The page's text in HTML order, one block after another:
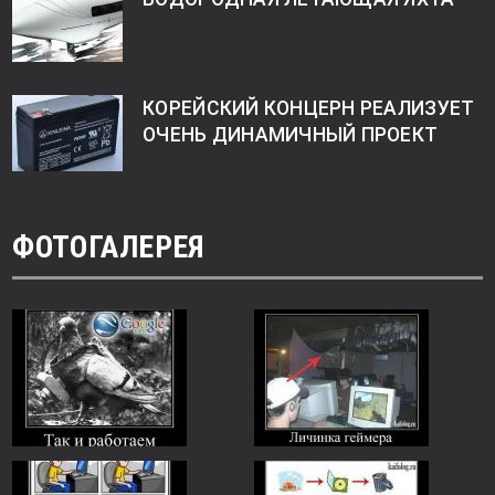
КОРЕЙСКИЙ КОНЦЕРН РЕАЛИЗУЕТ
ОЧЕНЬ ДИНАМИЧНЫЙ ПРОЕКТ
ФОТОГАЛЕРЕЯ